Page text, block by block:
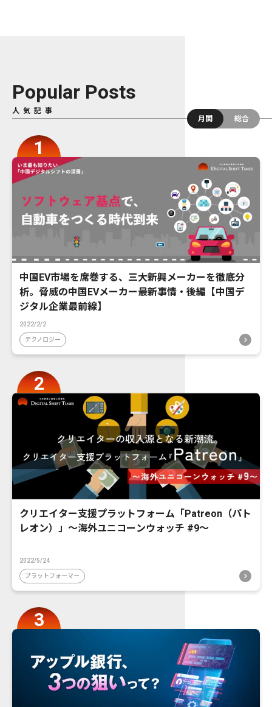
Popular Posts
人気記事
月間
総合
中国EV市場を席巻する、三大新興メーカーを徹底分
析。脅威の中国EVメーカー最新事情・後編【中国デ
ジタル企業最前線】
2022/2/2
テクノロジー
クリエイター支援プラットフォーム「Patreon（パト
レオン）」〜海外ユニコーンウォッチ #9〜
2022/5/24
プラットフォーマー